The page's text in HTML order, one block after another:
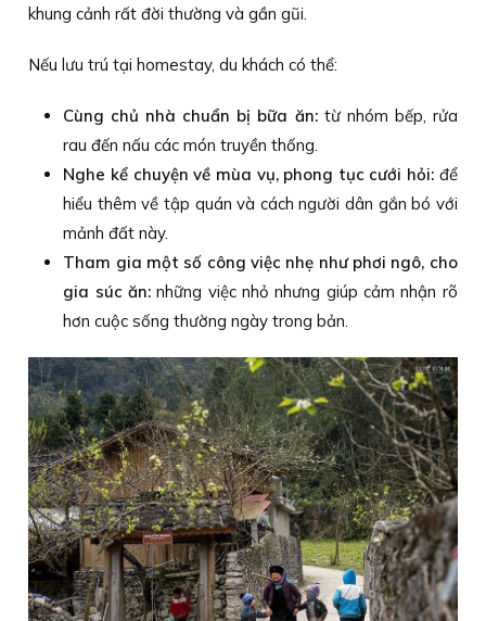
khung cảnh rất đời thường và gần gũi.
Nếu lưu trú tại homestay, du khách có thể:
Cùng chủ nhà chuẩn bị bữa ăn:từ nhóm bếp, rửa
rau đến nấu các món truyền thống.
Nghe kể chuyện về mùa vụ, phong tục cưới hỏi: để
hiểu thêm về tập quán và cách người dân gắn bó với
mảnh đất này.
Tham gia một số công việc nhẹ như phơi ngô, cho
gia súc ăn:những việc nhỏ nhưng giúp cảm nhận rõ
hơn cuộc sống thường ngày trong bản.